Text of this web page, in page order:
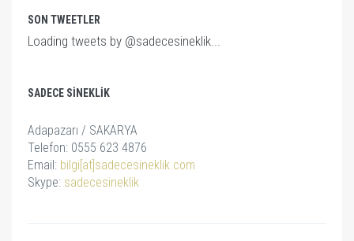
SON TWEETLER
Loading tweets by @sadecesineklik...
SADECE SINEKLIK
Adapazarı / SAKARYA
Telefon: 0555 623 4876
Email: bilgi[at]sadecesineklik.com
Skype: sadecesineklik